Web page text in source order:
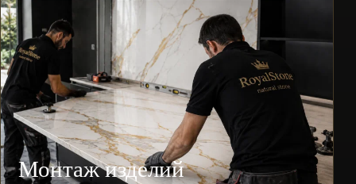
Монтаж изделий